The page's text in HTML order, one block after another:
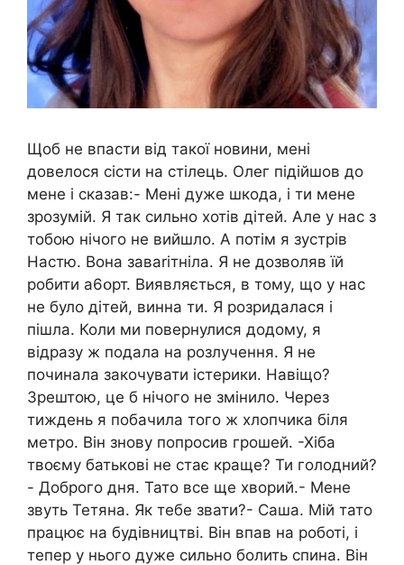
Щоб не впасти від такої новини, мені
довелося сісти на стілець. Олег підійшов до
мене і сказав:- Мені дуже шкода, і ти мене
зрозумій. Я так сильно хотів дітей. Але у нас з
тобою нічого не вийшло. А потім я зустрів
Настю. Вона завariтніла. Я не дозволяв їй
робити а6օрт. Виявляється, в тому, що у нас
не було дітей, винна ти. Я розридалася і
пішла. Коли ми повернулися додому, я
відразу ж подала на розлучення. Я не
починала закочувати істерики. Навіщо?
Зрештою, це б нічого не змінило. Через
тиждень я побачила того ж хлопчика біля
метро. Він знову попросив грошей. -Хіба
твоєму батькові не стає краще? Ти голодний?
- Доброго дня. Тато все ще хворий.- Мене
звуть Тетяна. Як тебе звати?- Саша. Мій тато
працює на будівництві. Він впав на роботі, і
тепер у нього дуже сильно болить спина. Він